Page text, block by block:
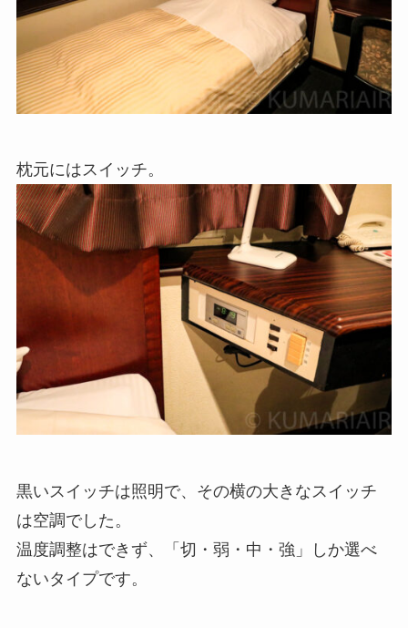
枕元にはスイッチ。
黒いスイッチは照明で、その横の大きなスイッチ
は空調でした。
温度調整はできず、「切・弱・中・強」しか選べ
ないタイプです。